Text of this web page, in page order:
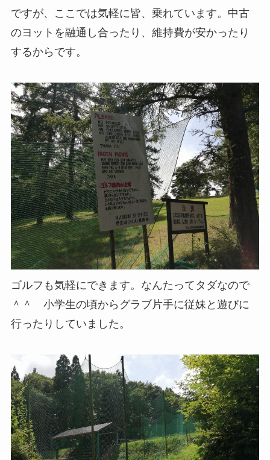
ですが、ここでは気軽に皆、乗れています。中古
のヨットを融通し合ったり、維持費が安かったり
するからです。
ゴルフも気軽にできます。なんたってタダなので
＾＾ 小学生の頃からグラブ片手に従妹と遊びに
行ったりしていました。